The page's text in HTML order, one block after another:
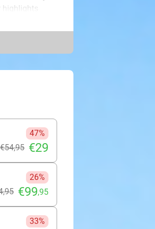
voor een
47%
€54,95 €29
26%
,95 €99,95
33%